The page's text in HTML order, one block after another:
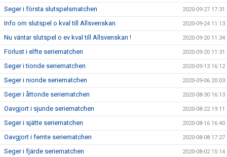
Seger i första slutspelsmatchen 2020-09-27 17:31
Info om slutspel o kval till Allsvenskan 2020-09-24 11:13
Nu väntar slutspel o ev kval till Allsvenskan ! 2020-09-20 11:34
Förlust i elfte seriematchen 2020-09-20 11:31
Seger i tionde seriematchen 2020-09-13 16:12
Seger i nionde seriematchen 2020-09-06 20:03
Seger i åttonde seriematchen 2020-08-30 16:13
Oavgjort i sjunde seriematchen 2020-08-22 19:11
Seger i sjätte seriematchen 2020-08-16 16:40
Oavgjort i femte seriematchen 2020-08-08 17:27
Seger i fjärde seriematchen 2020-08-02 15:14